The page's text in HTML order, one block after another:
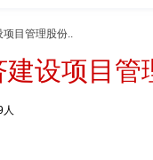
项目管理股份..
建设项目管
人